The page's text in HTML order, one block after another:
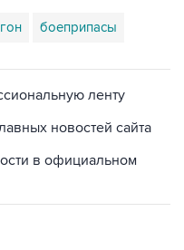
боеприпасы
ленту
новостей сайта
в официальном